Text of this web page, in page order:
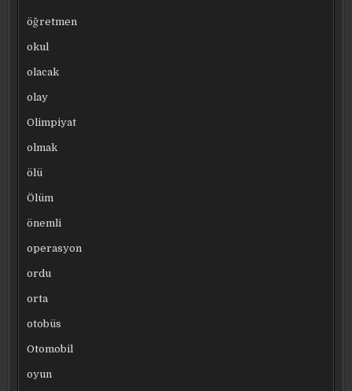
öğretmen
okul
olacak
olay
Olimpiyat
olmak
ölü
Ölüm
önemli
operasyon
ordu
orta
otobüs
Otomobil
oyun